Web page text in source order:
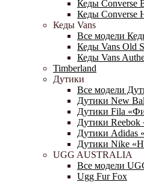
Кеды Converse
Кеды Converse
Кеды Vans
Все модели
Кеды Vans Old
Кеды Vans
Timberland
Дутики
Все модели
Дутики New
Дутики Fila
Дутики
Дутики Adidas
Дутики Nike
UGG AUSTRALIA
Все модели
Ugg Fur Fox